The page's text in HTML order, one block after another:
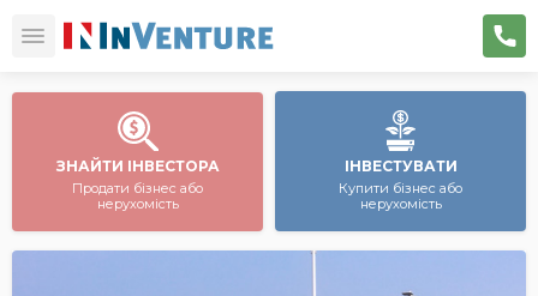
ЗНАЙТИ ІНВЕСТОРА
Продати бізнес або
нерухомість
ІНВЕСТУВАТИ
Купити бізнес або
нерухомість